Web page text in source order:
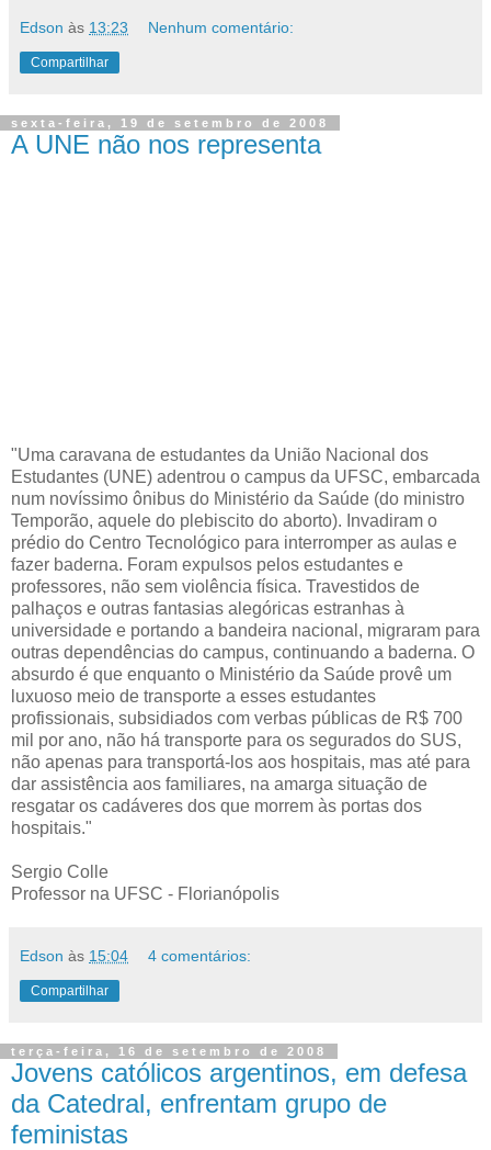
Edson às 13:23 Nenhum comentário:
Compartilhar
sexta-feira, 19 de setembro de 2008
A UNE não nos representa
"Uma caravana de estudantes da União Nacional dos
Estudantes (UNE) adentrou o campus da UFSC, embarcada
num novíssimo ônibus do Ministério da Saúde (do ministro
Temporão, aquele do plebiscito do aborto). Invadiram o
prédio do Centro Tecnológico para interromper as aulas e
fazer baderna. Foram expulsos pelos estudantes e
professores, não sem violência física. Travestidos de
palhaços e outras fantasias alegóricas estranhas à
universidade e portando a bandeira nacional, migraram para
outras dependências do campus, continuando a baderna. O
absurdo é que enquanto o Ministério da Saúde provê um
luxuoso meio de transporte a esses estudantes
profissionais, subsidiados com verbas públicas de R$ 700
mil por ano, não há transporte para os segurados do SUS,
não apenas para transportá-los aos hospitais, mas até para
dar assistência aos familiares, na amarga situação de
resgatar os cadáveres dos que morrem às portas dos
hospitais."
Sergio Colle
Professor na UFSC - Florianópolis
Edson às 15:04 4 comentários:
Compartilhar
terça-feira, 16 de setembro de 2008
Jovens católicos argentinos, em defesa
da Catedral, enfrentam grupo de
feministas